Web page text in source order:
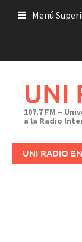
Menú
UNI
107.7 FM –
a la Radio
UNI RADIO